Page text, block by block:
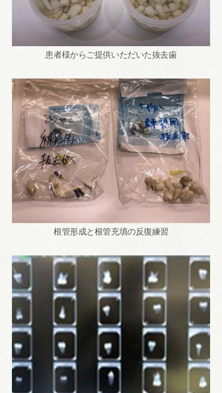
患者様からご提供いただいた抜去歯
根管形成と根管充填の反復練習